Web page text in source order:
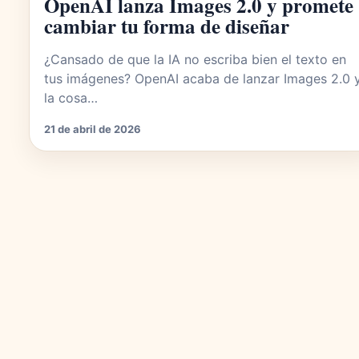
cambiar tu forma de diseñar
¿Cansado de que la IA no escriba bien el texto en
tus imágenes? OpenAI acaba de lanzar Images 2.0
la cosa…
21 de abril de 2026